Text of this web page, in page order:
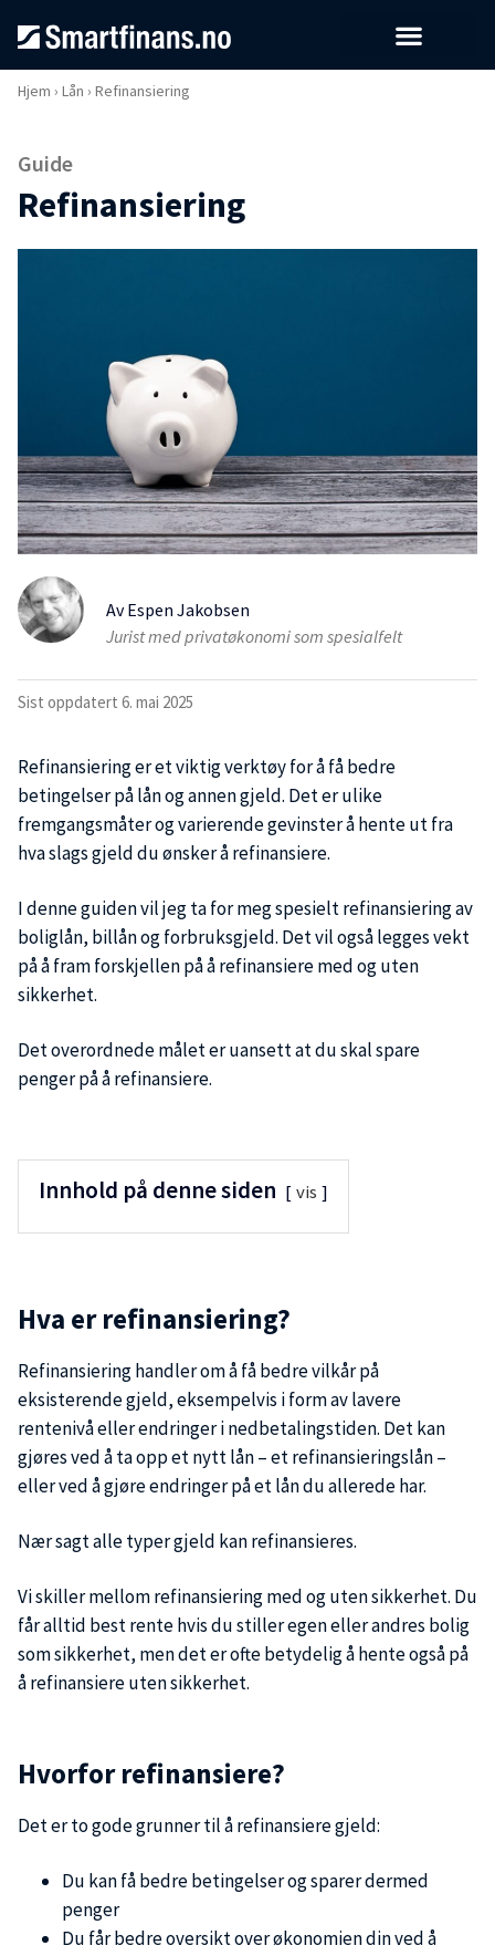
Hjem › Lån › Refinansiering
Guide
Refinansiering
AvEspen Jakobsen
Jurist med privatøkonomi som spesialfelt
Sist oppdatert 6. mai 2025
Refinansiering er et viktig verktøy for å få bedre
betingelser på lån og annen gjeld. Det er ulike
fremgangsmåter og varierende gevinster å hente ut fra
hva slags gjeld du ønsker å refinansiere.
I denne guiden vil jeg ta for meg spesielt refinansiering av
boliglån, billån og forbruksgjeld. Det vil også legges vekt
på å fram forskjellen på å refinansiere med og uten
sikkerhet.
Det overordnede målet er uansett at du skal spare
penger på å refinansiere.
Innhold på denne siden vis
Hva er refinansiering?
Refinansiering handler om å få bedre vilkår på
eksisterende gjeld, eksempelvis i form av lavere
rentenivå eller endringer i nedbetalingstiden. Det kan
gjøres ved å ta opp et nytt lån – et refinansieringslån –
eller ved å gjøre endringer på et lån du allerede har.
Nær sagt alle typer gjeld kan refinansieres.
Vi skiller mellom refinansiering med og uten sikkerhet. Du
får alltid best rente hvis du stiller egen eller andres bolig
som sikkerhet, men det er ofte betydelig å hente også på
å refinansiere uten sikkerhet.
Hvorfor refinansiere?
Det er to gode grunner til å refinansiere gjeld:
Du kan få bedre betingelser og sparer dermed
penger
Du får bedre oversikt over økonomien din ved å